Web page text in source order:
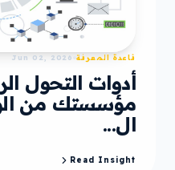
قاعدة المعرفة Jun 02, 2026
أدوات التحول
مؤسستك من
ال...
Read Insight